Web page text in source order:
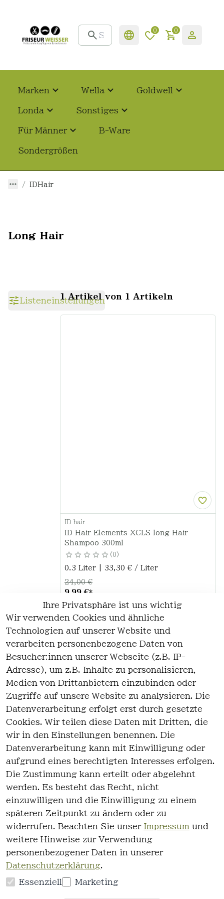
0 0
Marken Wella Goldwell
Londa Sonstiges
Für Männer B-Ware
Sondergrößen
IDHair
Long Hair
Listeneinstellungen
1 Artikel von 1 Artikeln
ID hair
ID Hair Elements XCLS long Hair
Shampoo 300ml
0
0.3 Liter | 33,30 € / Liter
9,99 €*
24,00 €
Hinzufügen
*inkl. ges. MwStzzgl.Versandkosten
1
Ihre Privatsphäre ist uns wichtig
Wir verwenden Cookies und ähnliche
Technologien auf unserer Website und
verarbeiten personenbezogene Daten von
Besucher:innen unserer Webseite (z.B. IP-
Adresse), um z.B. Inhalte zu personalisieren,
Medien von Drittanbietern einzubinden oder
Zugriffe auf unsere Website zu analysieren. Die
Datenverarbeitung erfolgt erst durch gesetzte
Cookies. Wir teilen diese Daten mit Dritten, die
wir in den Einstellungen benennen. Die
Datenverarbeitung kann mit Einwilligung oder
aufgrund eines berechtigten Interesses erfolgen.
Die Zustimmung kann erteilt oder abgelehnt
werden. Es besteht das Recht, nicht
einzuwilligen und die Einwilligung zu einem
späteren Zeitpunkt zu ändern oder zu
widerrufen. Beachten Sie unser Impressum und
weitere Hinweise zur Verwendung
personenbezogener Daten in unserer
Datenschutzerklärung.
Essenziell Marketing
es
AGB
Datenschutz
Widerrufsre
cht
Kontakt
Kontakt
Registrieren